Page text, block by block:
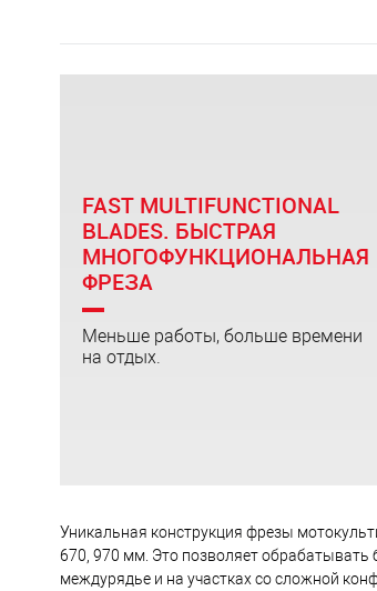
Редуктор полностью разборный и
Опоры вала разнесены на оптимальное
Все шестерни и валы закалены
Цепь, которая установлена внутри
FAST MULTIFUNCTIONAL
BLADES. БЫСТРАЯ
МНОГОФУНКЦИОНАЛЬНАЯ
ФРЕЗА
Меньше работы, больше времени
на отдых.
Уникальная конструкция фрезы
670, 970 мм. Это позволяет обрабатывать
междурядье и на участках со сложной